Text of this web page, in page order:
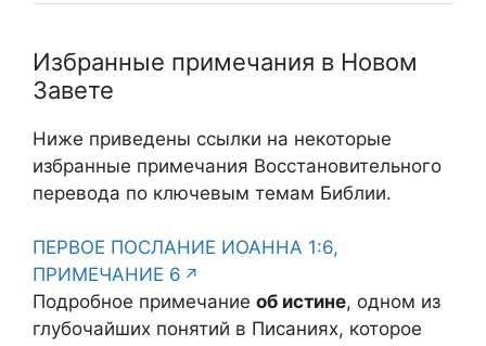
Избранные примечания в Новом
Завете
Ниже приведены ссылки на некоторые
избранные примечания Восстановительного
перевода по ключевым темам Библии.
ПЕРВОЕ ПОСЛАНИЕ ИОАННА 1:6,
ПРИМЕЧАНИЕ 6
Подробное примечание об истине, одном из
глубочайших понятий в Писаниях, которое